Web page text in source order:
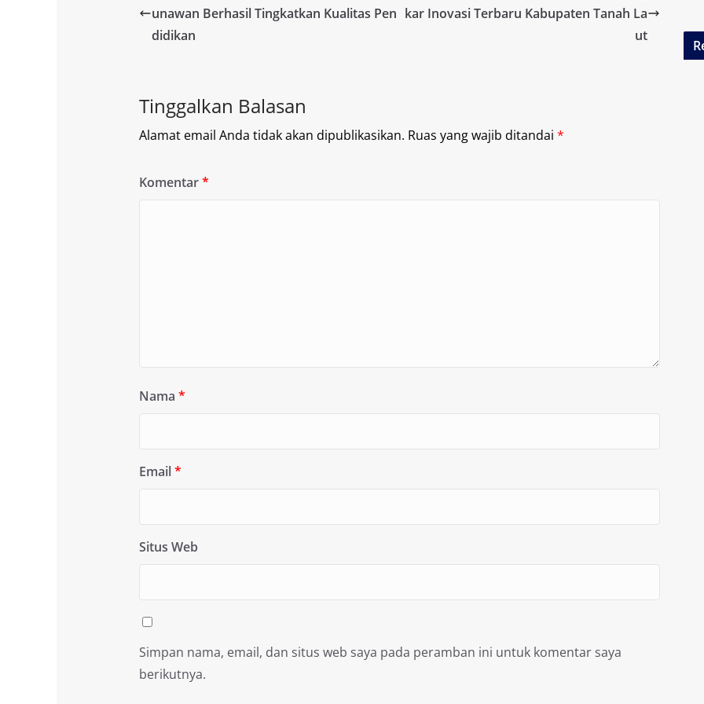
unawan Berhasil Tingkatkan Kualitas Pen
didikan
kar Inovasi Terbaru Kabupaten Tanah La
ut
Tinggalkan Balasan
Alamat email Anda tidak akan dipublikasikan. Ruas yang wajib ditandai *
Komentar*
Nama *
Email*
Situs Web
Simpan nama, email, dan situs web saya pada peramban ini untuk komentar saya
berikutnya.